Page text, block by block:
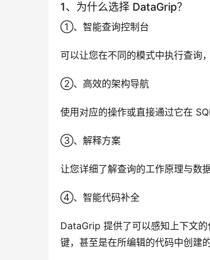
1、为什么选择 DataGrip？
①、智能查询控制台
可以让您在不同的模式中执行查询
②、高效的架构导航
使用对应的操作或直接通过它在
③、解释方案
让您详细了解查询的工作原理与数
④、智能代码补全
DataGrip 提供了可以感知上下文
键，甚至是在所编辑的代码中创建